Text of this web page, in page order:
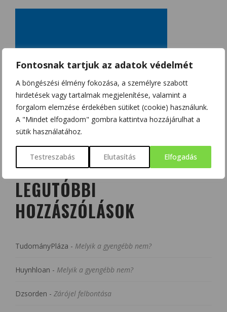
Fontosnak tartjuk az adatok védelmét
A böngészési élmény fokozása, a személyre szabott
hirdetések vagy tartalmak megjelenítése, valamint a
forgalom elemzése érdekében sütiket (cookie) használunk.
A "Mindet elfogadom" gombra kattintva hozzájárulhat a
sütik használatához.
Testreszabás Elutasítás Elfogadás
LEGUTÓBBI
HOZZÁSZÓLÁSOK
TudományPláza - Melyik a gyengébb nem?
Huynhloan - Melyik a gyengébb nem?
Dzsorden - Zárójel felbontása